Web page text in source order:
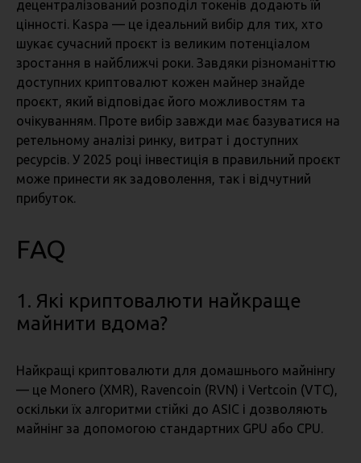
децентралізований розподіл токенів додають їй
цінності. Kaspa — це ідеальний вибір для тих, хто
шукає сучасний проєкт із великим потенціалом
зростання в найближчі роки. Завдяки різноманіттю
доступних криптовалют кожен майнер знайде
проєкт, який відповідає його можливостям та
очікуванням. Проте вибір завжди має базуватися на
ретельному аналізі ринку, витрат і доступних
ресурсів. У 2025 році інвестиція в правильний проєкт
може принести як задоволення, так і відчутний
прибуток.
FAQ
1. Які криптовалюти найкраще
майнити вдома?
Найкращі криптовалюти для домашнього майнінгу
— це Monero (XMR), Ravencoin (RVN) і Vertcoin (VTC),
оскільки їх алгоритми стійкі до ASIC і дозволяють
майнінг за допомогою стандартних GPU або CPU.